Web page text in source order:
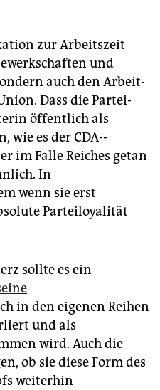
zur Arbeitszeit
und
auch den Ar­beit­
Dass die Par­tei­
öffentlich als
wie es der CDA-­
im Falle Reiches getan
In
wenn sie erst
Parteiloyalität
sollte es ein
in den eigenen Reihen
und als
wird. Auch die
ob sie diese Form des
weiterhin